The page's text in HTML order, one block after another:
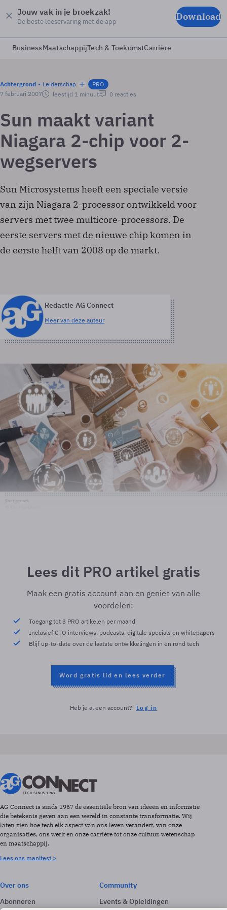
Jouw vak in je broekzak!
De beste leeservaring met de app Download
BusinessMaatschappijTech & ToekomstCarrière
Achtergrond Leiderschap
PRO
7 februari 2007
leestijd 1 minuut 0 reacties
Sun maakt variant
Niagara 2-chip voor 2-
wegservers
Sun Microsystems heeft een speciale versie
van zijn Niagara 2-processor ontwikkeld voor
servers met twee multicore-processors. De
eerste servers met de nieuwe chip komen in
de eerste helft van 2008 op de markt.
Redactie AG Connect
Meer van deze auteur
Lees dit PRO artikel gratis
Maak een gratis account aan en geniet van alle
voordelen:
Toegang tot 3 PRO artikelen per maand
Inclusief CTO interviews, podcasts, digitale specials en whitepapers
Blijf up-to-date over de laatste ontwikkelingen in en rond tech
Word gratis lid en lees verder
Heb je al een account? Log in
AG Connect is sinds 1967 de essentiële bron van ideeën en informatie
die betekenis geven aan een wereld in constante transformatie. Wij
laten zien hoe tech elk aspect van ons leven verandert, van onze
organisaties, ons werk en onze carrière tot onze cultuur, wetenschap
en maatschappij.
Lees ons manifest >
Over ons
Abonneren
Community
Events & Opleidingen